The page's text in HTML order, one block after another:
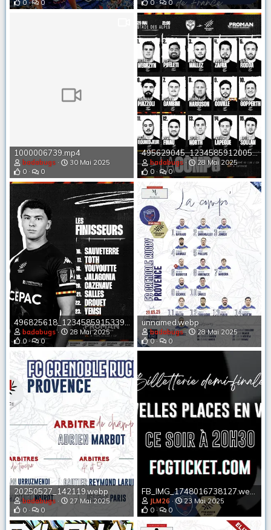
0 0 0 0
1000006739.mp4
badabugs
30 Mai 2025
0
0
495629045_1234585912005924_116323242214579753_n.webp
badabugs
28 Mai 2025
0
0
badabugs
28 Mai 2025
0
0
unnamed.webp
badabugs
28 Mai 2025
0
0
20250527_142119.webp
badabugs
27 Mai 2025
0
0
FB_IMG_1748016738127.webp
JLM26
23 Mai 2025
0
0